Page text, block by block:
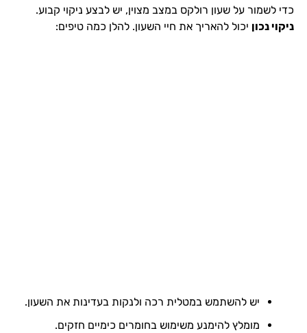
כדי לשמור על שעון רולקס במצב מצוין, יש לבצע ניקוי קבוע.
ניקוי נכון יכול להאריך את חיי השעון. להלן כמה טיפים:
יש להשתמש במטלית רכה ולנקות בעדינות את השעון.
מומלץ להימנע משימוש בחומרים כימיים חזקים.